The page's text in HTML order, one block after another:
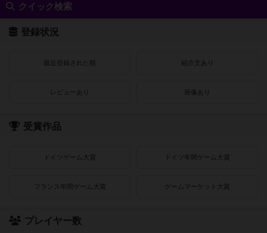
クイック検索
登録状況
最近登録された順 紹介文あり
レビューあり 画像あり
受賞作品
ドイツゲーム大賞 ドイツ年間ゲーム大賞
フランス年間ゲーム大賞 ゲームマーケット大賞
プレイヤー数